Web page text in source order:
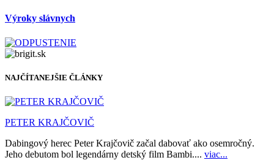
Výroky slávnych
NAJČÍTANEJŠIE ČLÁNKY
PETER KRAJČOVIČ
Dabingový herec Peter Krajčovič začal dabovať ako osemročný.
Jeho debutom bol legendárny detský film Bambi.... viac...